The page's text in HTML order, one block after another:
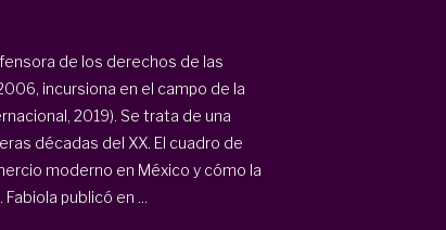
de los derechos de las
incursiona en el campo de la
2019). Se trata de una
décadas del XX. El cuadro de
moderno en México y cómo la
publicó en ...